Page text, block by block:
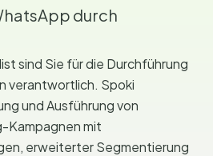
durch
sind Sie für die Durchführung
verantwortlich. Spoki
und Ausführung von
Kampagnen mit
erweiterter Segmentierung